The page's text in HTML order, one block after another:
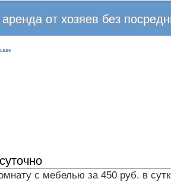
к
основному
от хозяев без
с мебелью за 450 руб. в